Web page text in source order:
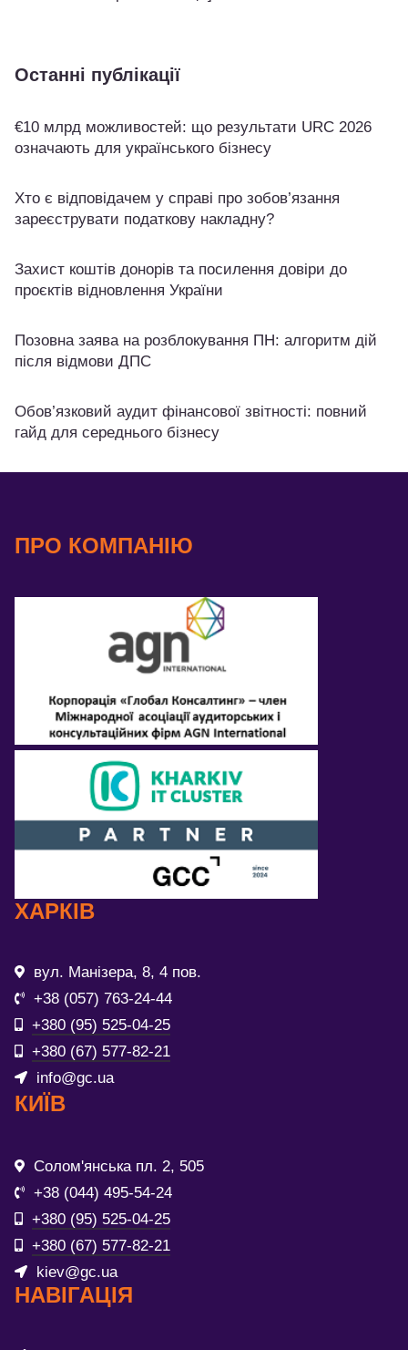
Останні публікації
€10 млрд можливостей: що результати URC 2026
означають для українського бізнесу
Хто є відповідачем у справі про зобов’язання
зареєструвати податкову накладну?
Захист коштів донорів та посилення довіри до
проєктів відновлення України
Позовна заява на розблокування ПН: алгоритм дій
після відмови ДПС
Обов’язковий аудит фінансової звітності: повний
гайд для середнього бізнесу
ПРО КОМПАНІЮ
ХАРКІВ
вул. Манізера, 8, 4 пов.
+38 (057) 763-24-44
+380 (95) 525-04-25
+380 (67) 577-82-21
info@gc.ua
КИЇВ
Солом'янська пл. 2, 505
+38 (044) 495-54-24
+380 (95) 525-04-25
+380 (67) 577-82-21
kiev@gc.ua
НАВІГАЦІЯ